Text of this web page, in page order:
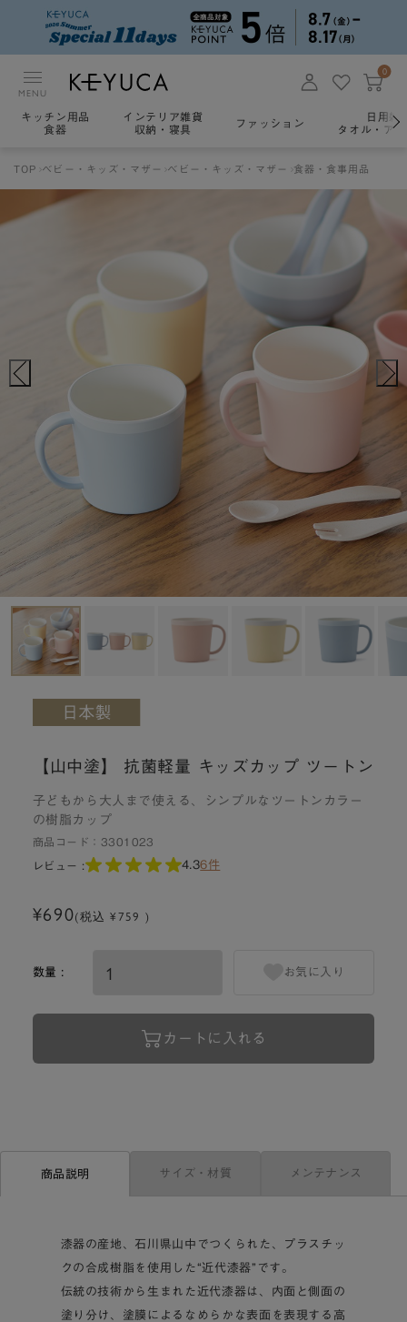
MENU
0
キッチン用品
食器
インテリア雑貨
収納・寝具
ファッション
日用雑
タオル・ア
TOP ベビー・キッズ・マザー ベビー・キッズ・マザー 食器・食事用品
【山中塗】 抗菌軽量 キッズカップ ツートン
子どもから大人まで使える、シンプルなツートンカラー
の樹脂カップ
商品コード： 3301023
レビュー : 4.36件
¥690(税込 ¥759 )
数量 :
カートに入れる
お気に入り
商品説明 サイズ・材質 メンテナンス
漆器の産地、石川県山中でつくられた、プラスチッ
クの合成樹脂を使用した“近代漆器”です。
伝統の技術から生まれた近代漆器は、内面と側面の
塗り分け、塗膜によるなめらかな表面を表現する高